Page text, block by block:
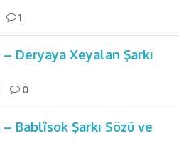
1
Deryaya Xeyalan Şarkı
0
Bablîsok Şarkı Sözü ve